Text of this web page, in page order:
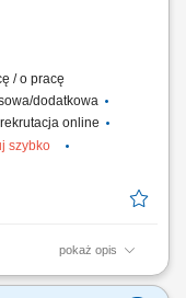
/ o pracę
dodatkowa
rekrutacja online
szybko
pokaż opis
a mobile dental team;